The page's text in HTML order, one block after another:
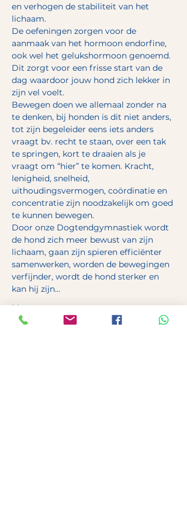
en verhogen de stabiliteit van het
lichaam.
De oefeningen zorgen voor de
aanmaak van het hormoon endorfine,
ook wel het gelukshormoon genoemd.
Dit zorgt voor een frisse start van de
dag waardoor jouw hond zich lekker in
zijn vel voelt.
Bewegen doen we allemaal zonder na
te denken, bij honden is dit niet anders,
tot zijn begeleider eens iets anders
vraagt bv. recht te staan, over een tak
te springen, kort te draaien als je
vraagt om “hier” te komen. Kracht,
lenigheid, snelheid,
uithoudingsvermogen, coördinatie en
concentratie zijn noodzakelijk om goed
te kunnen bewegen.
Door onze Dogtendgymnastiek wordt
de hond zich meer bewust van zijn
lichaam, gaan zijn spieren efficiënter
samenwerken, worden de bewegingen
verfijnder, wordt de hond sterker en
kan hij zijn…
Meer weergeven